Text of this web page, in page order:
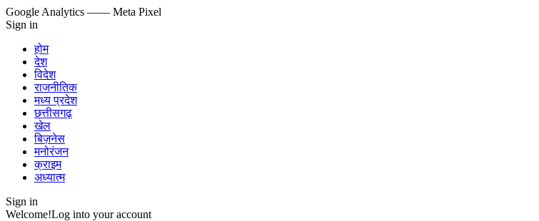
Google Analytics —— Meta Pixel
Sign in
होम
देश
विदेश
राजनीतिक
मध्य प्रदेश
छत्तीसगढ़
खेल
बिज़नेस
मनोरंजन
क्राइम
अध्यात्म
Sign in
Welcome!Log into your account